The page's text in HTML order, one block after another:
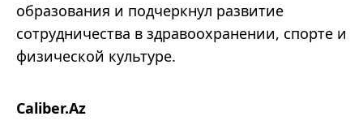
образования и подчеркнул развитие
сотрудничества в здравоохранении, спорте и
физической культуре.
Caliber.Az